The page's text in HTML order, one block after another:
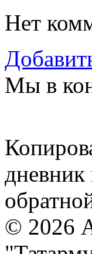
Нет
Мы в
© 2026